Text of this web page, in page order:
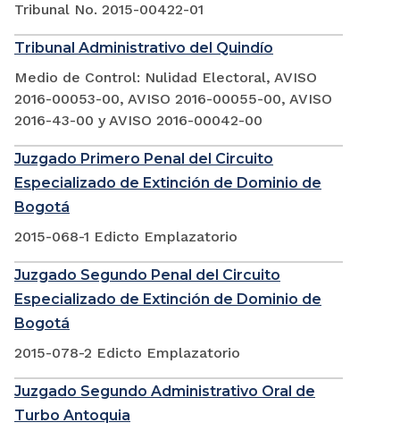
Tribunal No. 2015-00422-01
Tribunal Administrativo del Quindío
Medio de Control: Nulidad Electoral, AVISO
2016-00053-00, AVISO 2016-00055-00, AVISO
2016-43-00 y AVISO 2016-00042-00
Juzgado Primero Penal del Circuito
Especializado de Extinción de Dominio de
Bogotá
2015-068-1 Edicto Emplazatorio
Juzgado Segundo Penal del Circuito
Especializado de Extinción de Dominio de
Bogotá
2015-078-2 Edicto Emplazatorio
Juzgado Segundo Administrativo Oral de
Turbo Antoquia